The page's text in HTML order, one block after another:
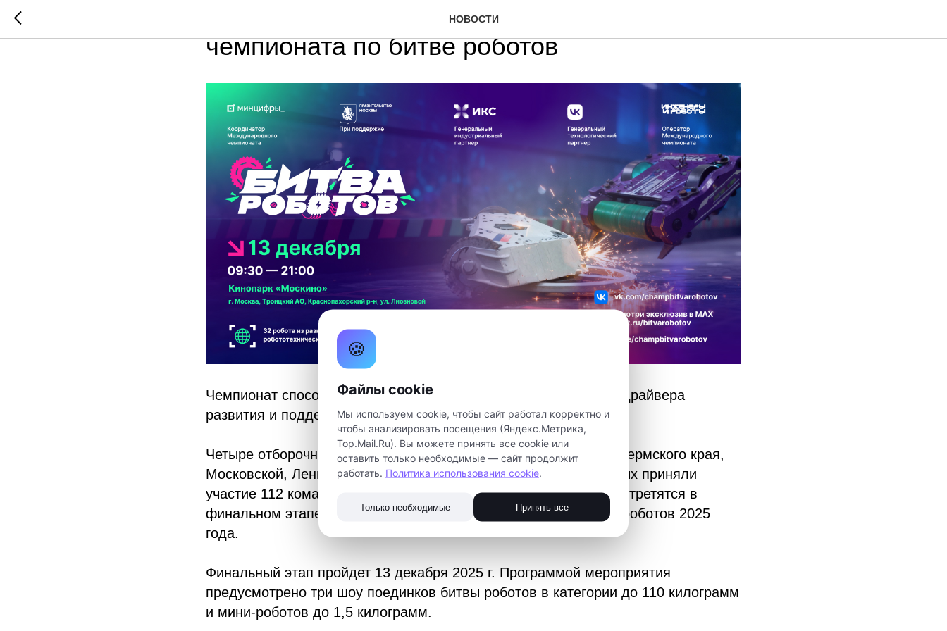
НОВОСТИ
Финальный этап Международного
чемпионата по битве роботов
Чемпионат способствует продвижению инженерной мысли как драйвера
развития и поддержки современных цифровых технологий.
Четыре отборочных этапа Чемпионата прошли на территории Пермского края,
Московской, Ленинградской и Свердловской областей, в которых приняли
участие 112 команд со всего мира, из них только 32 команды встретятся в
финальном этапе, чтобы побороться за титул чемпиона битвы роботов 2025
года.
Финальный этап пройдет 13 декабря 2025 г. Программой мероприятия
предусмотрено три шоу поединков битвы роботов в категории до 110 килограмм
и мини-роботов до 1,5 килограмм.
🍪
Файлы cookie
Мы используем cookie, чтобы сайт работал корректно и
чтобы анализировать посещения (Яндекс.Метрика,
Top.Mail.Ru). Вы можете принять все cookie или
оставить только необходимые — сайт продолжит
работать. Политика использования cookie.
Только необходимые Принять все